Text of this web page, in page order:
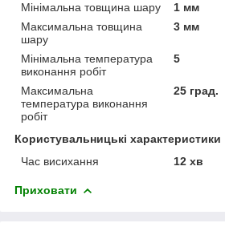
Мінімальна товщина шару
1 мм
Максимальна товщина
шару
3 мм
Мінімальна температура
виконання робіт
5
Максимальна
температура виконання
робіт
25 град.
Користувальницькі характеристики
Час висихання
12 хв
Приховати